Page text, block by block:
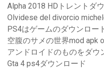
Alpha 2018 HDトレントダ
Olvidese del divorcio
PS4はゲームのダウンロー
空腹のサメの世界mod apk
アンドロイドのものをダウ
Gta 4 ps4ダウンロード